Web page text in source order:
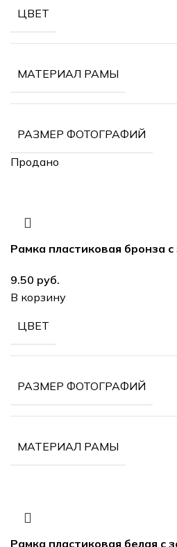
ЦВЕТ
МАТЕРИАЛ РАМЫ
РАЗМЕР ФОТОГРАФИЙ
Продано
Рамка пластиковая бронза
руб.
В корзину
ЦВЕТ
РАЗМЕР ФОТОГРАФИЙ
МАТЕРИАЛ РАМЫ
Рамка пластиковая белая с